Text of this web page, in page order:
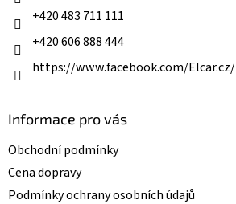
v
+420 483 711 111
+420 606 888 444
https://www.facebook.com/Elcar.cz/
Informace pro vás
Obchodní podmínky
Cena dopravy
Podmínky ochrany osobních údajů